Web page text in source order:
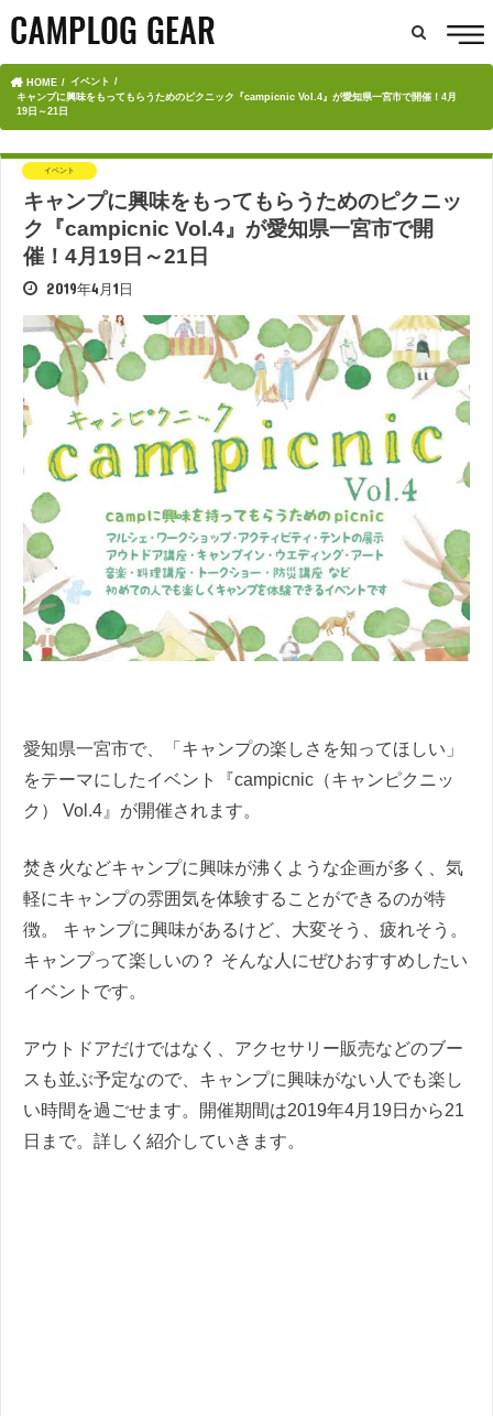
HOME
イベント
キャンプに興味をもってもらうためのピクニック『campicnic Vol.4』が愛知県一宮市で開催！4月
19日～21日
イベント
キャンプに興味をもってもらうためのピクニッ
ク『campicnic Vol.4』が愛知県一宮市で開
催！4月19日～21日
2019年4月1日
愛知県一宮市で、「キャンプの楽しさを知ってほしい」
をテーマにしたイベント『campicnic（キャンピクニッ
ク） Vol.4』が開催されます。
焚き火などキャンプに興味が沸くような企画が多く、気
軽にキャンプの雰囲気を体験することができるのが特
徴。 キャンプに興味があるけど、大変そう、疲れそう。
キャンプって楽しいの？ そんな人にぜひおすすめしたい
イベントです。
アウトドアだけではなく、アクセサリー販売などのブー
スも並ぶ予定なので、キャンプに興味がない人でも楽し
い時間を過ごせます。開催期間は2019年4月19日から21
日まで。詳しく紹介していきます。